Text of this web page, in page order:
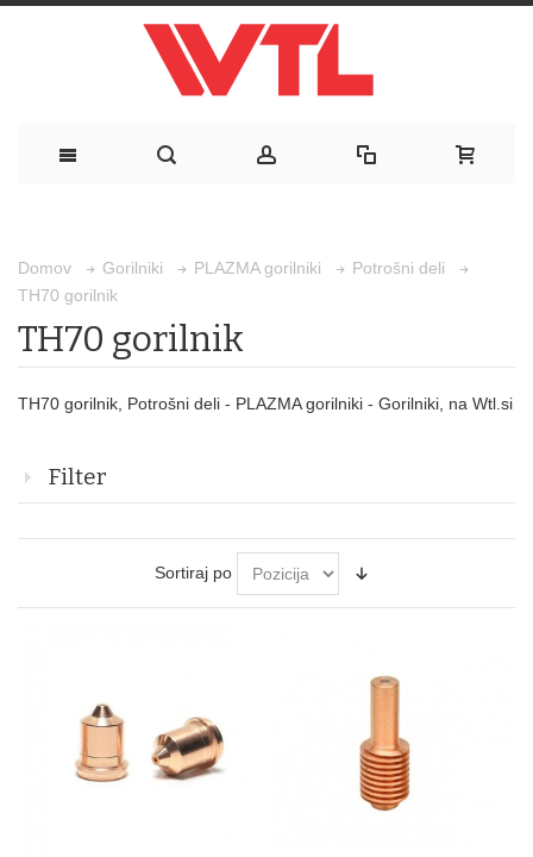
Domov Gorilniki PLAZMA gorilniki
Potrošni deli
TH70 gorilnik
TH70 gorilnik
TH70 gorilnik, Potrošni deli - PLAZMA gorilniki - Gorilniki, na Wtl.si
Filter
Sortiraj po